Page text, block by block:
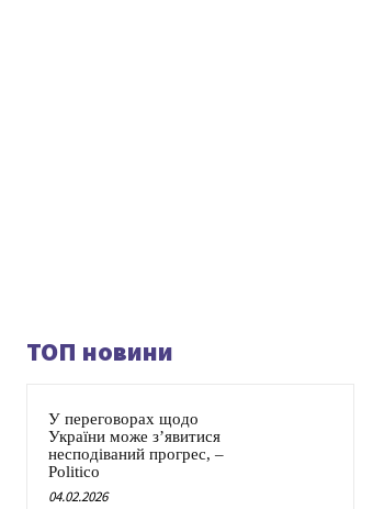
ТОП новини
У переговорах щодо
України може з’явитися
несподіваний прогрес, –
Politico
04.02.2026